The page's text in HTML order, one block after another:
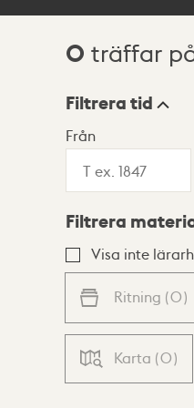
0 träffar
Visningsläge
Lista
Filtrera tid
Från
Filtrera
Visa inte
Ritning (0)
Karta (0)